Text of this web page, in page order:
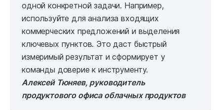
одной конкретной задачи. Например,
используйте для анализа входящих
коммерческих предложений и выделения
ключевых пунктов. Это даст быстрый
измеримый результат и сформирует у
команды доверие к инструменту.
Алексей Тюняев, руководитель
продуктового офиса облачных продуктов